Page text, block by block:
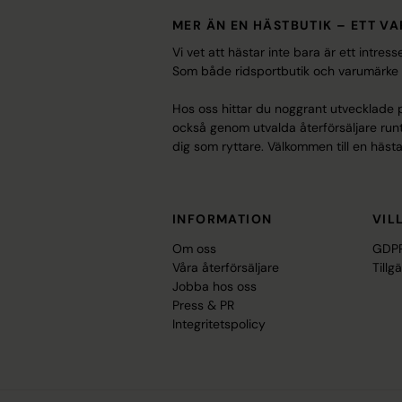
MER ÄN EN HÄSTBUTIK – ETT
Vi vet att hästar inte bara är ett
Som både ridsportbutik och
Hos oss hittar du noggrant
också genom utvalda återförsäljare
dig som ryttare. Välkommen till en
INFORMATION
Om oss
Våra återförsäljare
Jobba hos oss
Press & PR
Integritetspolicy